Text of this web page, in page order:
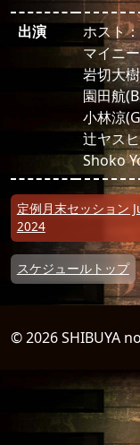
出演
ホスト：
マイニ
岩切大
園田航
小林涼
辻ヤス
Shoko
投稿ナビゲ
定例月末セッション
2024
スケジュールトップ
© 2026 SHIBUYA